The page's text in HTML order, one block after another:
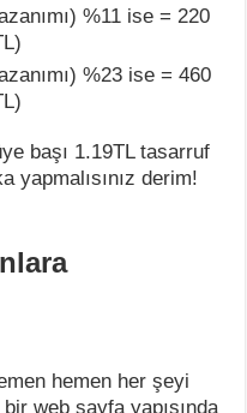
%11 ise = 220
%23 ise = 460
başı 1.19TL tasarruf
yapmalısınız derim!
hemen her şeyi
web sayfa yapısında